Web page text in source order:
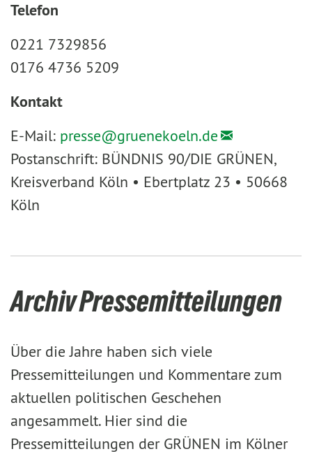
Telefon
0221 7329856
0176 4736 5209
Kontakt
E-Mail: presse@gruenekoeln.de
Postanschrift: BÜNDNIS 90/DIE GRÜNEN,
Kreisverband Köln • Ebertplatz 23 • 50668
Köln
Archiv Pressemitteilungen
Über die Jahre haben sich viele
Pressemitteilungen und Kommentare zum
aktuellen politischen Geschehen
angesammelt. Hier sind die
Pressemitteilungen der GRÜNEN im Kölner